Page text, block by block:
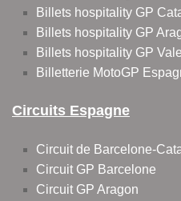
Billets hospitality GP
Billets hospitality GP
Billets hospitality GP
Billetterie MotoGP
Circuits Espagne
Circuit de Barcelone-
Circuit GP Barcelone
Circuit GP Aragon